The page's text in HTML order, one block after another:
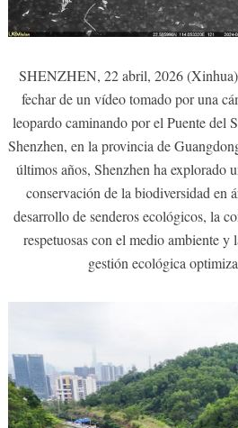
SHENZHEN, 22 abril, 2026
fechar de un vídeo tomado por una
leopardo caminando por el Puente del
Shenzhen, en la provincia de
últimos años, Shenzhen ha explorado
conservación de la biodiversidad en
desarrollo de senderos ecológicos, la
respetuosas con el medio ambiente
gestión ecológica